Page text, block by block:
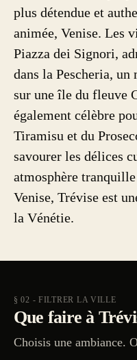
plus détendue et
animée, Venise. Les
Piazza dei Signori,
dans la Pescheria, un
sur une île du fleuve
également célèbre
Tiramisu et du
savourer les délices
atmosphère
Venise, Trévise est
la Vénétie.
§ 02 - FILTRER LA VILLE
Que faire à
Choisis une ambiance.